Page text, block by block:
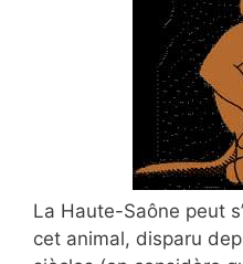
La Haute-Saône peut
cet animal, disparu